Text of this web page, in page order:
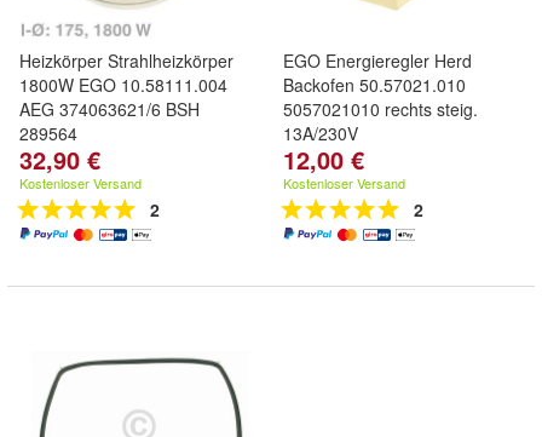
Heizkörper Strahlheizkörper
1800W EGO 10.58111.004
AEG 374063621/6 BSH
289564
32,90 €
Kostenloser Versand
2
EGO Energieregler Herd
Backofen 50.57021.010
5057021010 rechts steig.
13A/230V
12,00 €
Kostenloser Versand
2